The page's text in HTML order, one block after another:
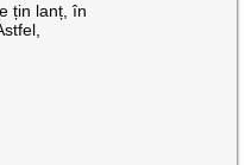
țin lanț, în